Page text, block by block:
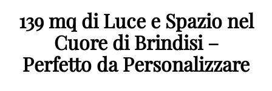
139 mq di Luce e Spazio nel
Cuore di Brindisi –
Perfetto da Personalizzare